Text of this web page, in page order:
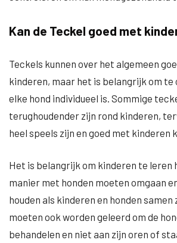
Kan de Teckel goed met
Teckels kunnen over het algemeen
kinderen, maar het is belangrijk om te
elke hond individueel is. Sommige
terughoudender zijn rond kinderen,
heel speels zijn en goed met kinderen
Het is belangrijk om kinderen te leren
manier met honden moeten omgaan
houden als kinderen en honden samen
moeten ook worden geleerd om de
behandelen en niet aan zijn oren of